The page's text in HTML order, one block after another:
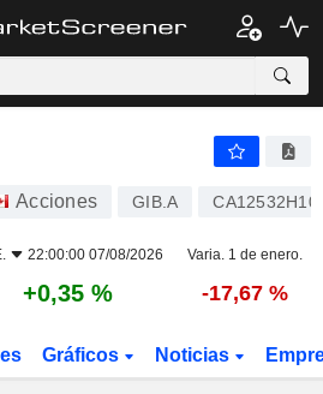
Acciones GIB.A
22:00:00 07/08/2026 Varia. 1 de enero.
+0,35 % -17,67 %
Gráficos Noticias